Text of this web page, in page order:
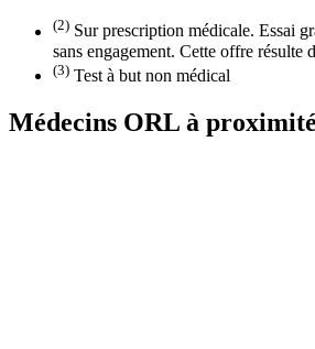
(2) Sur prescription médicale. Essai
sans engagement. Cette offre résulte
(3) Test à but non médical
Médecins ORL à proximité